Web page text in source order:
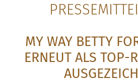
MY WAY BETTY
ERNEUT ALS TOP-